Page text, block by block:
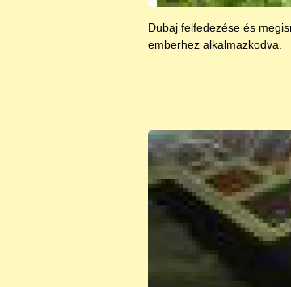
Dubaj felfedezése és
emberhez alkalmazkodva.